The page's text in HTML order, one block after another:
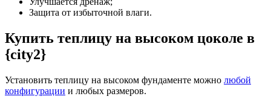
Защита от избыточной влаги.
Купить теплицу на высоком цоколе в
{city2}
Установить теплицу на высоком фундаменте можно любой
конфигурации и любых размеров.